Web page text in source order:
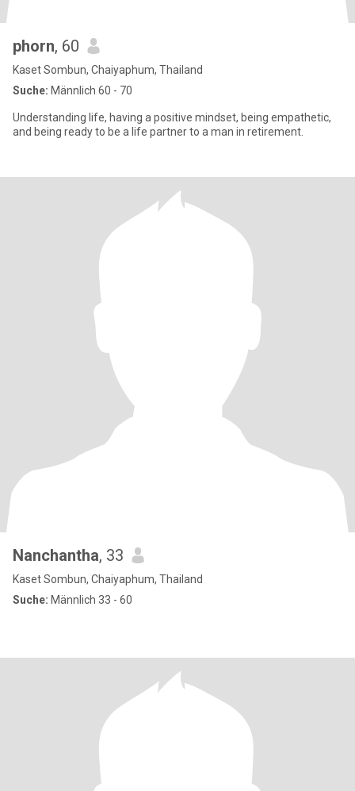
phorn, 60
Kaset Sombun, Chaiyaphum, Thailand
Suche: Männlich 60 - 70
Understanding life, having a positive mindset, being empathetic,
and being ready to be a life partner to a man in retirement.
Nanchantha, 33
Kaset Sombun, Chaiyaphum, Thailand
Suche: Männlich 33 - 60